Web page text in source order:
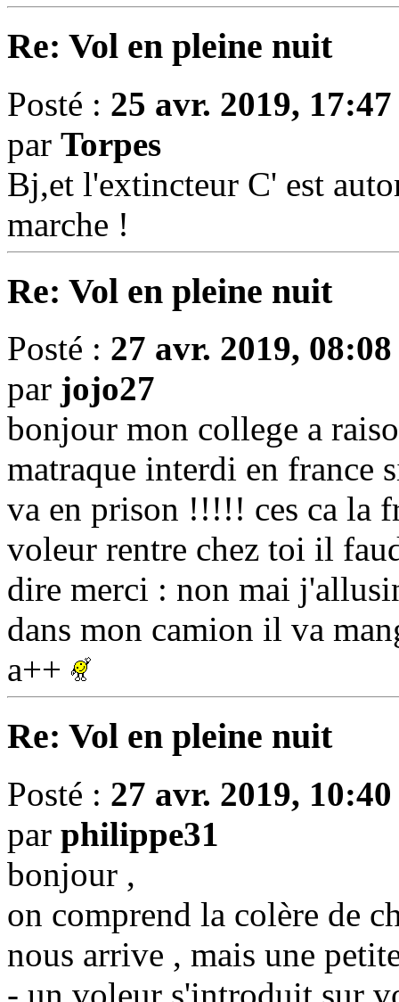
Re: Vol en pleine nuit
Posté : 25 avr. 2019, 17:47
par Torpes
Bj,et l'extincteur C' est
marche !
Re: Vol en pleine nuit
Posté : 27 avr. 2019, 08:08
par jojo27
bonjour mon college a
matraque interdi en france
va en prison !!!!! ces ca la
voleur rentre chez toi il
dire merci : non mai
dans mon camion il va
a++
Re: Vol en pleine nuit
Posté : 27 avr. 2019, 10:40
par philippe31
bonjour ,
on comprend la colère de
nous arrive , mais une
- un voleur s'introduit sur